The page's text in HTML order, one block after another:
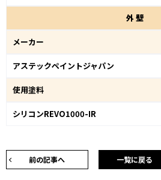
外壁
メーカー
アステックペイントジャパン
使用塗料
シリコンREVO1000-IR
前の記事へ 一覧に戻る